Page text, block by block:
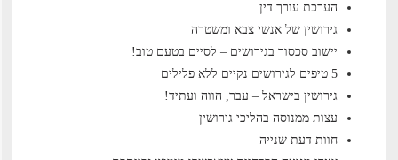
הערכת עורך דין
גירושין של אנשי צבא ומשטרה
יישוב סכסוך בגירושים – לסיים בטעם טוב!
5 טיפים לגירושים נקיים ללא פלילים
גירושין בישראל – עבר, הווה ועתיד!
עצות ממנוסה בהליכי גירושין
חוות דעת שנייה